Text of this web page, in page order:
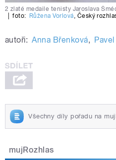
2 zlaté medaile tenisty Jaroslava
foto: Růžena Vorlová, Český
autoři: Anna Břenková,
Všechny díly pořadu na
mujRozhlas